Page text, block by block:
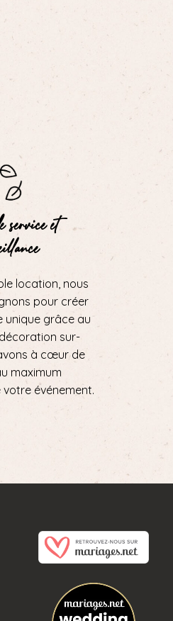
service et
location, nous
pour créer
unique grâce au
sur-
à cœur de
maximum
votre événement.